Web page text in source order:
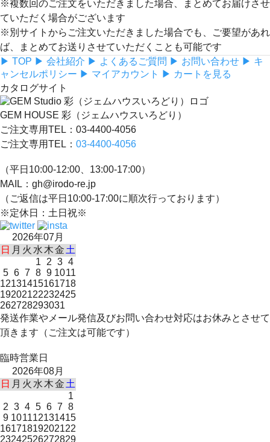
※複数回のご注文をいただきました場合、まとめてお届けさせ
ていただく場合がございます
※別サイトからご注文いただきました場合でも、ご要望があれ
ば、まとめてお送りさせていただくことも可能です
▶ TOP ▶ 会社紹介 ▶ よくあるご質問 ▶ お問い合わせ ▶ キ
ャンセルポリシー ▶ マイアカウント
▶ カートを見る
カタログサイト
GEM HOUSE 彩（ジェムハウスいろどり）
ご注文専用TEL：03-4400-4056
ご注文専用TEL： 03-4400-4056
（平日10:00-12:00、13:00-17:00）
MAIL：gh@irodo-re.jp
（ご返信は平日10:00-17:00に順次行っております）
※定休日：土日祝※
2026年07月
日 月 火 水 木金 土
1
2 3 4
5 6 7 8 9 1011
12131415161718
19202122232425
262728293031
発送作業やメール発信及びお問い合わせ対応はお休みとさせて
頂きます（ご注文は可能です）
臨時営業日
2026年08月
日 月 火 水 木金 土
1
2 3 4 5 6 7 8
9 101112131415
16171819202122
23242526272829